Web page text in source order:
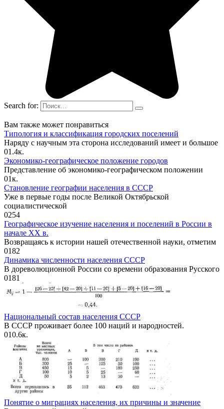
Search for:
Вам также может понравиться
Типология и классификация городских поселений
Наряду с научным эта сторона исследований имеет и большое
01.4к.
Экономико-географическое положение городов
Представление об экономико-географическом положении
01к.
Становление географии населения в СССР
Уже в первые годы после Великой Октябрьской
социалистической
0254
Географическое изучение населения и поселений в России в
начале ХХ в.
Возвращаясь к истории нашей отечественной науки, отметим
0182
Динамика численности населения СССР
В дореволюционной России со времени образования Русского
0181
Национальный состав населения СССР
В СССР проживает более 100 наций и народностей.
010.6к.
Понятие о миграциях населения, их причины и значение